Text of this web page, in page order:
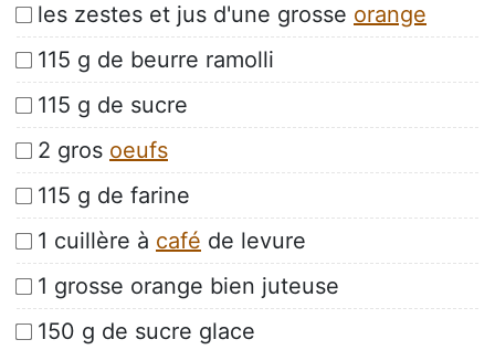
les zestes et jus d'une grosse orange
115 g de beurre ramolli
115 g de sucre
2 gros oeufs
115 g de farine
1 cuillère à café de levure
1 grosse orange bien juteuse
150 g de sucre glace